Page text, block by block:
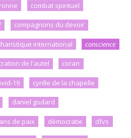
combat spirituel
compagnons du devoir
international conscience
de l'autel coran
19 cyrille de la chapelle
daniel godard
de paix démocratie dfvs